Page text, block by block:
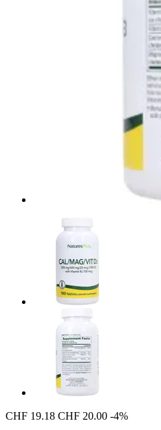
CHF 19.18 CHF 20.00 -4%